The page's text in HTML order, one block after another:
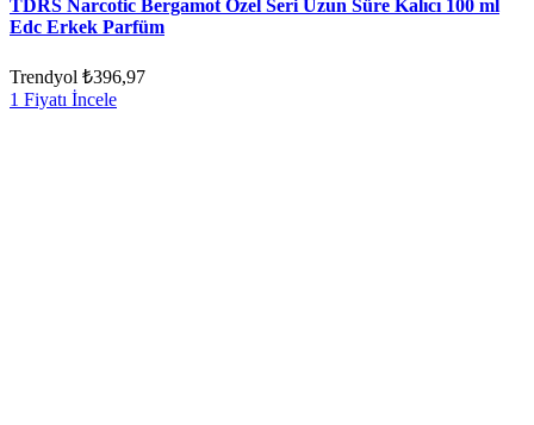
TDRS Narcotic Bergamot Özel Seri Uzun Süre Kalıcı 100 ml
Edc Erkek Parfüm
Trendyol ₺396,97
1 Fiyatı İncele